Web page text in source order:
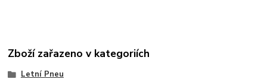
Zboží zařazeno v kategoriích
Letní Pneu